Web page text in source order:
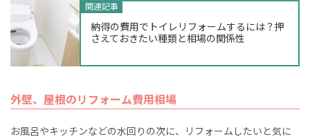
関連記事
納得の費用でトイレリフォームするには？押
さえておきたい種類と相場の関係性
外壁、屋根のリフォーム費用相場
お風呂やキッチンなどの水回りの次に、リフォームしたいと気に